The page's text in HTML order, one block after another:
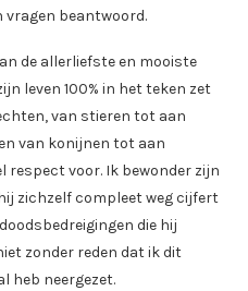
vragen beantwoord.
de allerliefste en mooiste
leven 100% in het teken zet
van stieren tot aan
van konijnen tot aan
respect voor. Ik bewonder zijn
zichzelf compleet weg cijfert
die hij
zonder reden dat ik dit
heb neergezet.